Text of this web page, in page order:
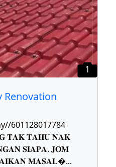
1
Renovation
601128017784
𝐓𝐀𝐊 𝐓𝐀𝐇𝐔 𝐍𝐀𝐊
𝐒𝐈𝐀𝐏𝐀. 𝐉𝐎𝐌
𝐌𝐀𝐒𝐀𝐋...